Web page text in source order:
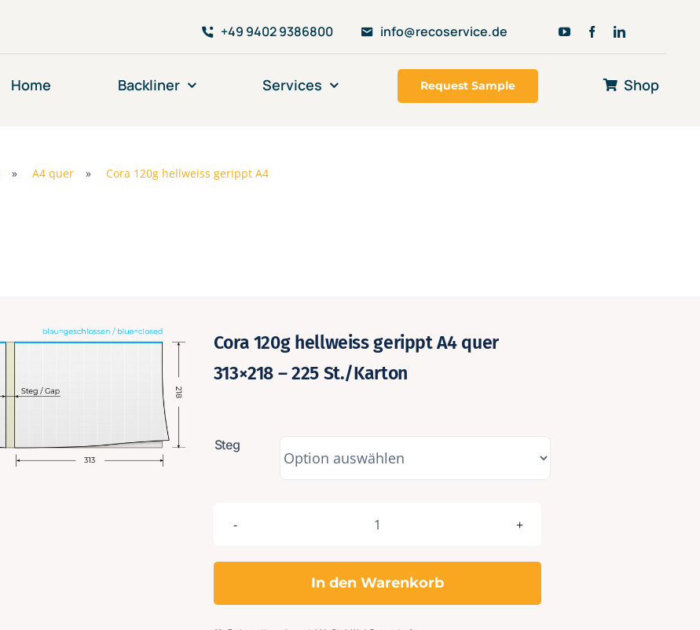
+49 9402 9386800 info@recoservice.de
Home Backliner Services Request Sample Shop
» A4 quer » Cora 120g hellweiss gerippt A4
Cora 120g hellweiss gerippt A4 quer
313×218 – 225 St./Karton
Steg
Cora
gerippt
In den Warenkorb